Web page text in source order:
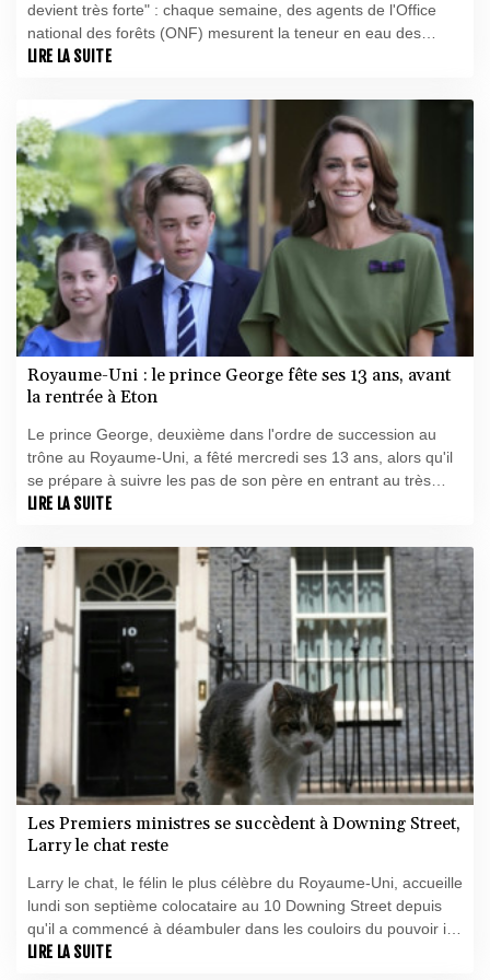
devient très forte" : chaque semaine, des agents de l'Office
national des forêts (ONF) mesurent la teneur en eau des
végétaux afin de mieux prévoir le risque d'incendie et guider le
LIRE LA SUITE
Royaume-Uni : le prince George fête ses 13 ans, avant
la rentrée à Eton
Le prince George, deuxième dans l'ordre de succession au
trône au Royaume-Uni, a fêté mercredi ses 13 ans, alors qu'il
se prépare à suivre les pas de son père en entrant au très
réputé et élitiste collège d'Eton.
LIRE LA SUITE
Les Premiers ministres se succèdent à Downing Street,
Larry le chat reste
Larry le chat, le félin le plus célèbre du Royaume-Uni, accueille
lundi son septième colocataire au 10 Downing Street depuis
qu'il a commencé à déambuler dans les couloirs du pouvoir il y
a plus de quinze ans.
LIRE LA SUITE